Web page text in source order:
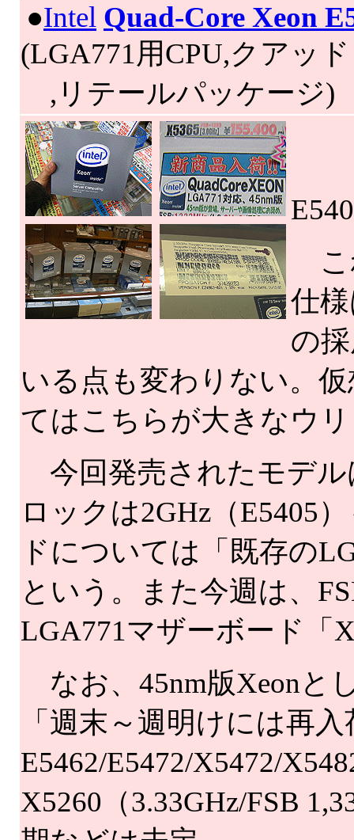
●Intel Quad-Core Xeon
(LGA771用CPU,クアッ
,リテールパッケージ)
こ
仕
の
いる点も変わりない。
てはこちらが大きなウ
今回発売されたモデル
ロックは2GHz（E5405
ドについては「既存の
という。また今週は、
LGA771マザーボード「
なお、45nm版Xeonと
「週末～週明けには再
E5462/E5472/X5472/
X5260（3.33GHz/FSB